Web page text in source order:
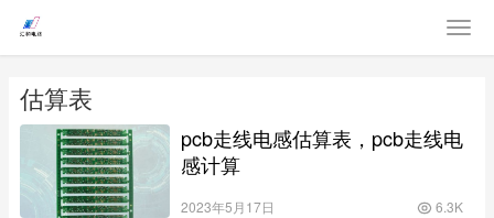
估算表
pcb走线电感估算表，pcb走线电
感计算
2023年5月17日 6.3K